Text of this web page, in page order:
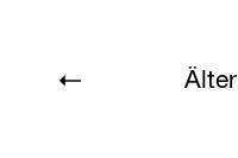
Älter